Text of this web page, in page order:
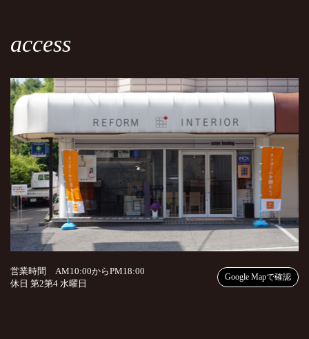
access
営業時間 AM10:00からPM18:00
休日 第2第4 水曜日
Google Mapで確認